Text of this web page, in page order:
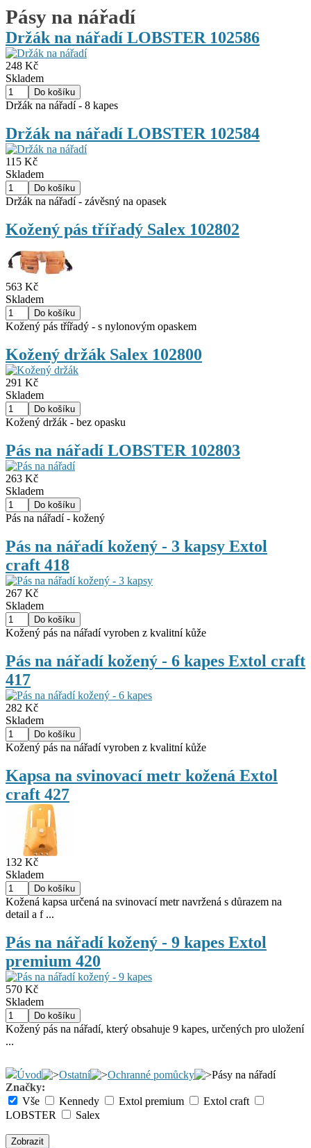
Pásy na nářadí
Držák na nářadí LOBSTER 102586
248 Kč
Skladem
Držák na nářadí - 8 kapes
Držák na nářadí LOBSTER 102584
115 Kč
Skladem
Držák na nářadí - závěsný na opasek
Kožený pás třířadý Salex 102802
563 Kč
Skladem
Kožený pás třířadý - s nylonovým opaskem
Kožený držák Salex 102800
291 Kč
Skladem
Kožený držák - bez opasku
Pás na nářadí LOBSTER 102803
263 Kč
Skladem
Pás na nářadí - kožený
Pás na nářadí kožený - 3 kapsy Extol
craft 418
267 Kč
Skladem
Kožený pás na nářadí vyroben z kvalitní kůže
Pás na nářadí kožený - 6 kapes Extol craft
417
282 Kč
Skladem
Kožený pás na nářadí vyroben z kvalitní kůže
Kapsa na svinovací metr kožená Extol
craft 427
132 Kč
Skladem
Kožená kapsa určená na svinovací metr navržená s důrazem na
detail a f ...
Pás na nářadí kožený - 9 kapes Extol
premium 420
570 Kč
Skladem
Kožený pás na nářadí, který obsahuje 9 kapes, určených pro uložení
...
Úvod Ostatní Ochranné pomůcky
Pásy na nářadí
Značky:
Vše
Kennedy Extol premium
Extol craft
LOBSTER
Salex
Zobrazit